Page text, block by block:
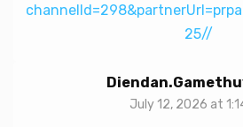
25//
July 12, 2026 at